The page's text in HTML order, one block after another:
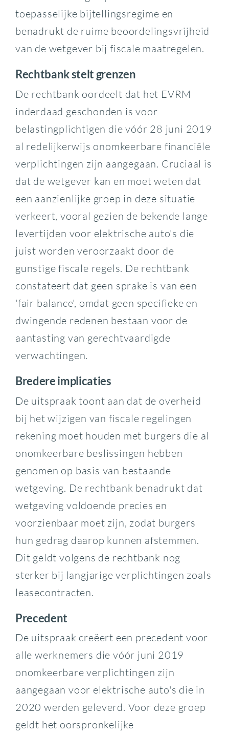
toepasselijke bijtellingsregime en
benadrukt de ruime beoordelingsvrijheid
van de wetgever bij fiscale maatregelen.
Rechtbank stelt grenzen
De rechtbank oordeelt dat het EVRM
inderdaad geschonden is voor
belastingplichtigen die vóór 28 juni 2019
al redelijkerwijs onomkeerbare financiële
verplichtingen zijn aangegaan. Cruciaal is
dat de wetgever kan en moet weten dat
een aanzienlijke groep in deze situatie
verkeert, vooral gezien de bekende lange
levertijden voor elektrische auto's die
juist worden veroorzaakt door de
gunstige fiscale regels. De rechtbank
constateert dat geen sprake is van een
'fair balance', omdat geen specifieke en
dwingende redenen bestaan voor de
aantasting van gerechtvaardigde
verwachtingen.
Bredere implicaties
De uitspraak toont aan dat de overheid
bij het wijzigen van fiscale regelingen
rekening moet houden met burgers die al
onomkeerbare beslissingen hebben
genomen op basis van bestaande
wetgeving. De rechtbank benadrukt dat
wetgeving voldoende precies en
voorzienbaar moet zijn, zodat burgers
hun gedrag daarop kunnen afstemmen.
Dit geldt volgens de rechtbank nog
sterker bij langjarige verplichtingen zoals
leasecontracten.
Precedent
De uitspraak creëert een precedent voor
alle werknemers die vóór juni 2019
onomkeerbare verplichtingen zijn
aangegaan voor elektrische auto's die in
2020 werden geleverd. Voor deze groep
geldt het oorspronkelijke